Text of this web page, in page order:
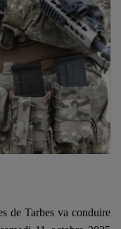
de Tarbes va conduire